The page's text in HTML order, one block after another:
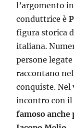
l’argomento
conduttrice è
figura storica
italiana.
persone
raccontano
conquiste.
incontro con
famoso anche